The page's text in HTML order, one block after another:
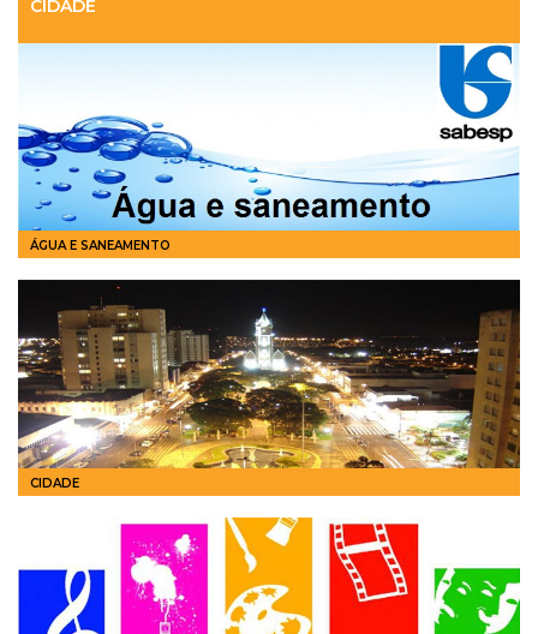
CIDADE
ÁGUA E SANEAMENTO
CIDADE